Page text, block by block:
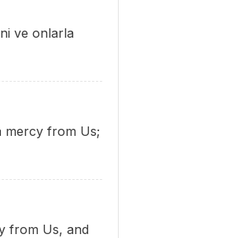
ve onlarla
mercy from Us;
from Us, and